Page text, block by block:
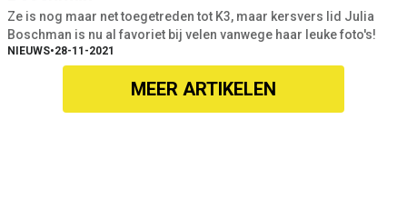
Ze is nog maar net toegetreden tot K3, maar kersvers lid Julia
Boschman is nu al favoriet bij velen vanwege haar leuke foto's!
NIEUWS•28-11-2021
MEER ARTIKELEN